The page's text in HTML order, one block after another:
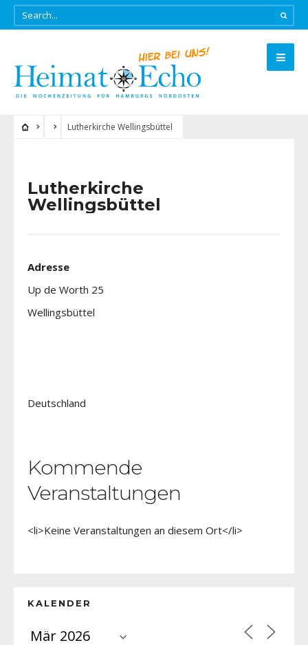
Lutherkirche Wellingsbüttel
Lutherkirche
Wellingsbüttel
Adresse
Up de Worth 25
Wellingsbüttel
Deutschland
Kommende
Veranstaltungen
<li>Keine Veranstaltungen an diesem Ort</li>
KALENDER